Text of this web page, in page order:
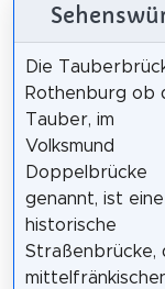
Die
Rothenburg ob
Tauber, im
Volksmund
Doppelbrücke
genannt, ist eine
historische
Straßenbrücke,